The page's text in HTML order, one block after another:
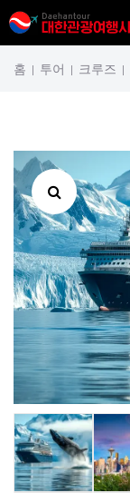
홈 | 투어 | 크루즈 |